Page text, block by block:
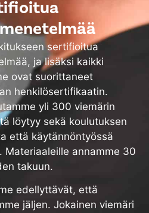
sertifioitua
ja lisäksi kaikki
ovat suorittaneet
henkilösertifikaatin.
yli 300 viemärin
löytyy sekä koulutuksen
että käytännöntyössä
Materiaaleille annamme 30
takuun.
edellyttävät, että
jäljen. Jokainen viemäri